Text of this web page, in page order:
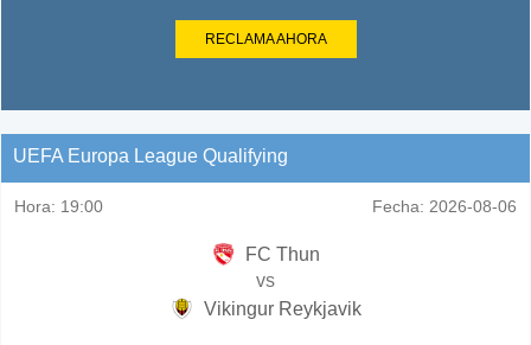
RECLAMA AHORA
UEFA Europa League Qualifying
Hora: 19:00 Fecha: 2026-08-06
FC Thun
vs
Vikingur Reykjavik